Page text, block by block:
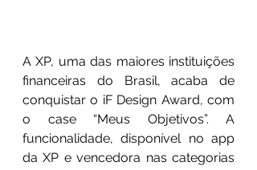
A XP, uma das maiores instituições
financeiras do Brasil, acaba de
conquistar o iF Design Award, com
o case “Meus Objetivos”. A
funcionalidade, disponível no app
da XP e vencedora nas categorias